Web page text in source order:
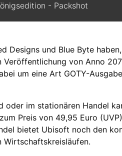
- Packshot
Designs und Blue Byte
Veröffentlichung von Anno
um eine Art GOTY-
oder im stationären Handel
Preis von 49,95 Euro
bietet Ubisoft noch den
Wirtschaftskreisläufen.